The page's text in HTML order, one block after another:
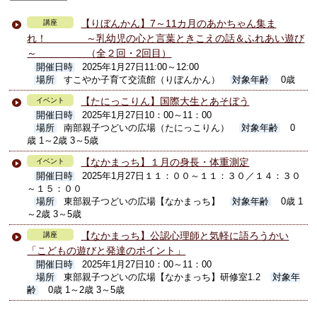
講座
【りぼんかん】7～11カ月のあかちゃん集ま
れ！ ～乳幼児の心と言葉ときこえの話＆ふれあい遊び
～ （全２回・2回目）
開催日時
2025年1月27日11:00～12:00
場所
すこやか子育て交流館（りぼんかん） 対象年齢 0歳
イベント 【たにっこりん】国際大生とあそぼう
開催日時
2025年1月27日10：00～11：00
場所
南部親子つどいの広場（たにっこりん） 対象年齢
0
歳 1～2歳 3～5歳
イベント 【なかまっち】１月の身長・体重測定
開催日時
2025年1月27日１１：００～１１：３０／１４：３０
～１５：００
場所
東部親子つどいの広場【なかまっち】 対象年齢
0歳 1
～2歳 3～5歳
講座
【なかまっち】公認心理師と気軽に語ろうかい
「こどもの遊びと発達のポイント」
開催日時
2025年1月27日10：00～11：00
場所
東部親子つどいの広場【なかまっち】研修室1.2
対象年
齢
0歳 1～2歳 3～5歳